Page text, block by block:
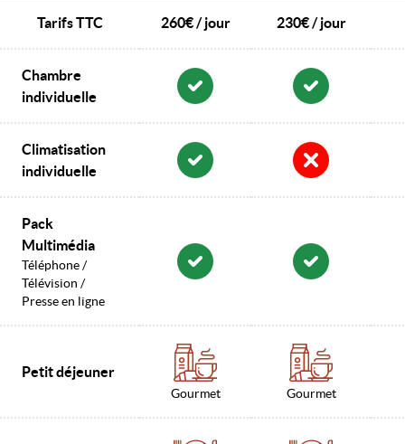
Tarifs TTC 260€ / jour 230€ / jour
Chambre
individuelle
Climatisation
individuelle
Pack
Multimédia
Téléphone /
Télévision /
Presse en ligne
Petit déjeuner
Gourmet Gourmet